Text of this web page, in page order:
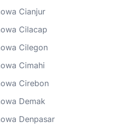
Cianjur
Cilacap
Cilegon
Cimahi
Cirebon
Demak
Denpasar